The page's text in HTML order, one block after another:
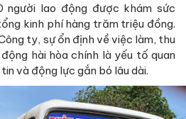
người lao động được khám sức
kinh phí hàng trăm triệu đồng.
ty, sự ổn định về việc làm, thu
hài hòa chính là yếu tố quan
và động lực gắn bó lâu dài.